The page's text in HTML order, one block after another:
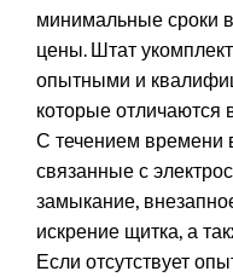
минимальные сроки
цены. Штат
опытными и
которые
С течением времени
связанные с
замыкание,
искрение щитка, а
Если отсутствует